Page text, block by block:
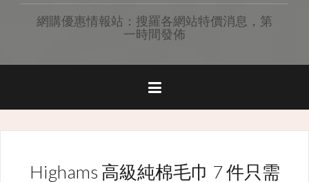
網購優惠情報站：搜羅各網站特價消息，第
一時間發佈
Highams 高級純棉毛巾 7 件只需